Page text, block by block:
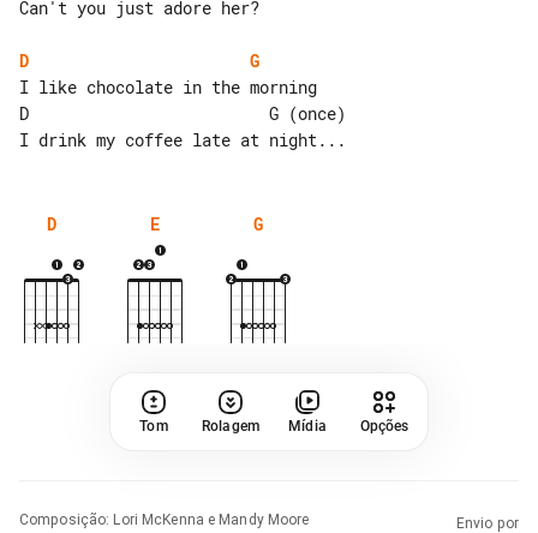
Can't you just adore her?
D
G
I like chocolate in the morning
D                         G (once)
D E G
Tom Rolagem Mídia Opções
Composição: Lori McKenna e Mandy Moore
Envio por